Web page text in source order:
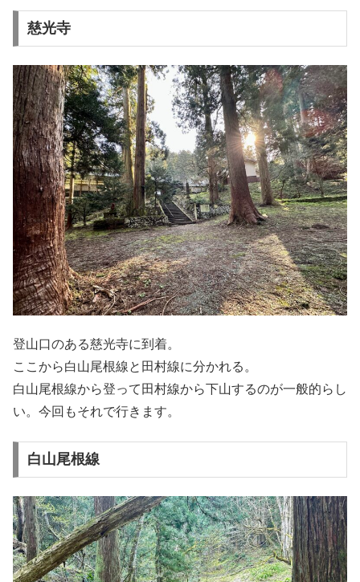
慈光寺
登山口のある慈光寺に到着。
ここから白山尾根線と田村線に分かれる。
白山尾根線から登って田村線から下山するのが一般的らし
い。今回もそれで行きます。
白山尾根線